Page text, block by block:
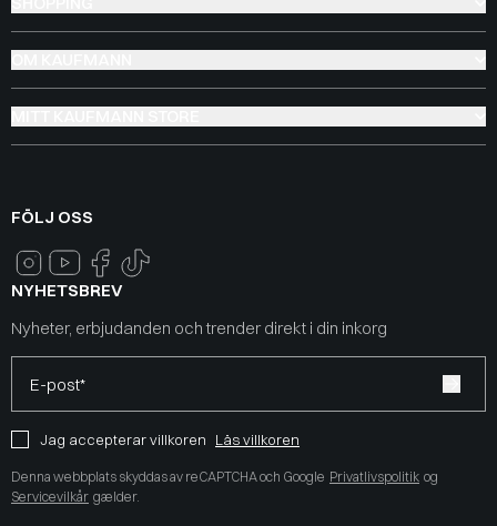
FÖLJ OSS
NYHETSBREV
Nyheter, erbjudanden och trender direkt i din inkorg
E-post*
Jag accepterar villkoren Läs villkoren
Denna webbplats skyddas av reCAPTCHA och Google Privatlivspolitik og
Servicevilkår gælder.